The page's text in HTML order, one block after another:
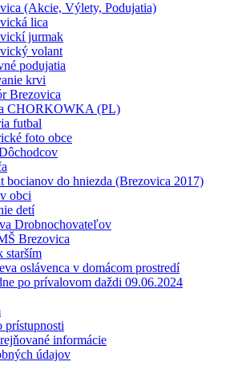
(Akcie, Výlety, Podujatia)
lica
jurmak
volant
podujatia
krvi
Brezovica
CHORKOWKA (PL)
futbal
foto obce
bocianov do hniezda (Brezovica 2017)
obci
detí
Drobnochovateľov
Brezovica
starším
oslávenca v domácom prostredí
po prívalovom daždi 09.06.2024
prístupnosti
informácie
údajov